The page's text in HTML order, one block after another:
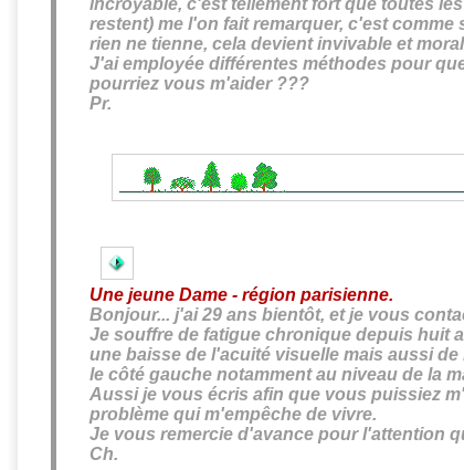
incroyable, c'est tellement fort que toutes
restent) me l'on fait remarquer, c'est
rien ne tienne, cela devient invivable et
J'ai employée différentes méthodes pour
pourriez vous m'aider ???
Pr.
Une jeune Dame - région parisienne.
Bonjour... j'ai 29 ans bientôt, et je vous
Je souffre de fatigue chronique depuis huit
une baisse de l'acuité visuelle mais aussi
le côté gauche notamment au niveau de la
Aussi je vous écris afin que vous puissiez
problème qui m'empêche de vivre.
Je vous remercie d'avance pour l'attention
Ch.